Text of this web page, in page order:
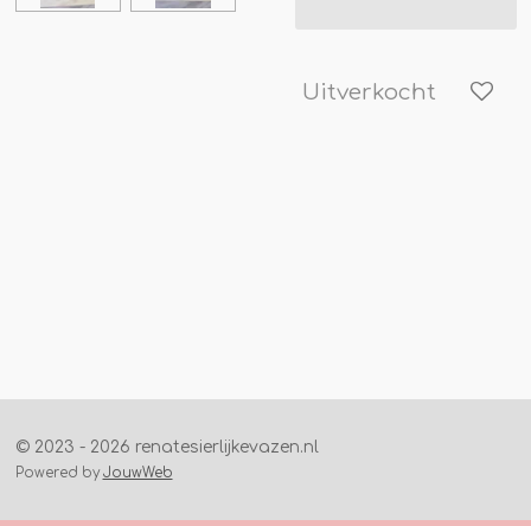
Uitverkocht
© 2023 - 2026 renatesierlijkevazen.nl
Powered byJouwWeb